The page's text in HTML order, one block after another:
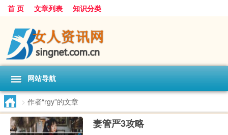
首 页 文章列表 知识分类
网站导航
> 作者“rgy”的文章
妻管严3攻略